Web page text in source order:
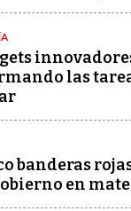
las
banderas
en